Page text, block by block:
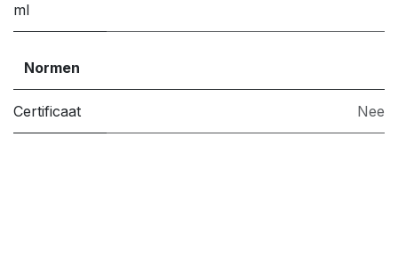
ml
Normen
Certificaat Nee